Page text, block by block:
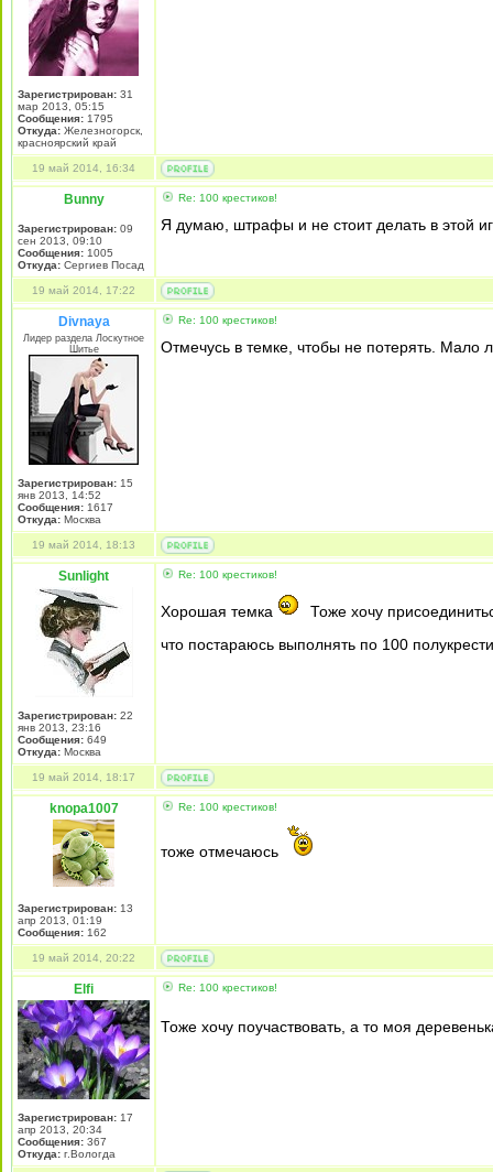
Зарегистрирован: 31
мар 2013, 05:15
Сообщения: 1795
Откуда: Железногорск,
красноярский край
19 май 2014, 16:34
Bunny
Зарегистрирован: 09
сен 2013, 09:10
Сообщения: 1005
Откуда: Сергиев Посад
Re: 100 крестиков!
Я думаю, штрафы и не стоит делать в этой
19 май 2014, 17:22
Divnaya
Лидер раздела Лоскутное
Шитье
Зарегистрирован: 15
янв 2013, 14:52
Сообщения: 1617
Откуда: Mосква
Re: 100 крестиков!
Отмечусь в темке, чтобы не потерять. Мало
19 май 2014, 18:13
Sunlight
Зарегистрирован: 22
янв 2013, 23:16
Сообщения: 649
Откуда: Москва
Re: 100 крестиков!
Хорошая темка
Тоже хочу
что постараюсь выполнять по 100
19 май 2014, 18:17
knopa1007
Зарегистрирован: 13
апр 2013, 01:19
Сообщения: 162
Re: 100 крестиков!
тоже отмечаюсь
19 май 2014, 20:22
Elfi
Зарегистрирован: 17
апр 2013, 20:34
Сообщения: 367
Откуда: г.Вологда
Re: 100 крестиков!
Тоже хочу поучаствовать, а то моя